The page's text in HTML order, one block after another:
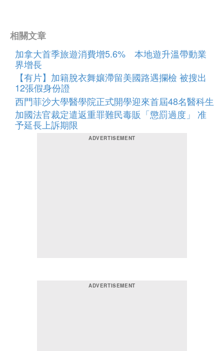
相關文章
加拿大首季旅遊消費增5.6% 本地遊升溫帶動業
界增長
【有片】加籍脫衣舞孃滯留美國路遇攔檢 被搜出
12張假身份證
西門菲沙大學醫學院正式開學迎來首屆48名醫科生
加國法官裁定遣返重罪難民毒販「懲罰過度」 准
予延長上訴期限